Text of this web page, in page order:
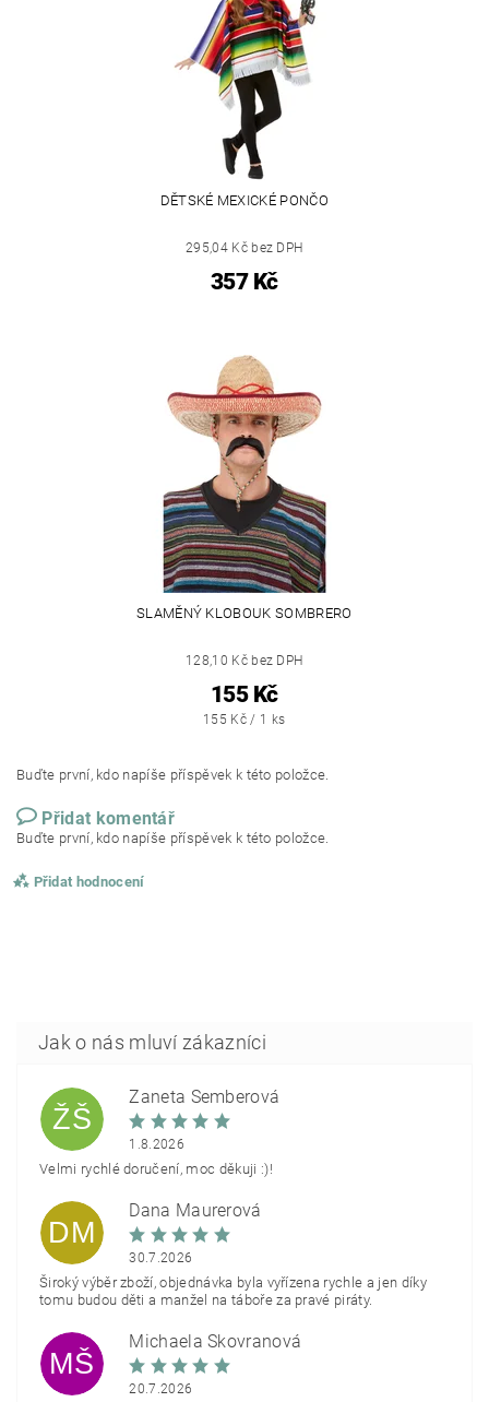
DĚTSKÉ MEXICKÉ PONČO
295,04 Kč bez DPH
357 Kč
SLAMĚNÝ KLOBOUK SOMBRERO
128,10 Kč bez DPH
155 Kč
155 Kč / 1 ks
Buďte první, kdo napíše příspěvek k této položce.
Přidat komentář
Buďte první, kdo napíše příspěvek k této položce.
Přidat hodnocení
ŽŠ
Žaneta Šemberová
1.8.2026
Velmi rychlé doručení, moc děkuji :)!
DM
Dana Maurerová
30.7.2026
Široký výběr zboží, objednávka byla vyřízena rychle a jen díky
tomu budou děti a manžel na táboře za pravé piráty.
MŠ
Michaela Škovranová
20.7.2026